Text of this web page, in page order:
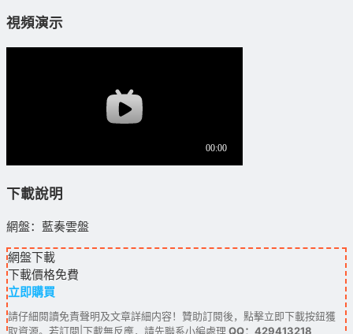
視頻演示
下載說明
網盤：藍奏雲盤
網盤下載
下載價格免費
立即購買
請仔細閱讀免責聲明及文章詳細内容！贊助訂閱後，點擊立即下載按鈕獲
取資源。若訂閱|下載無反應，請先聯系小編處理 QQ：429413218